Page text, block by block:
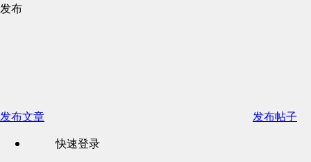
发布
发布文章
发布帖子
快速登录